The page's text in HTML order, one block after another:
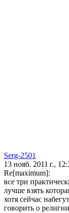
Serg-2501
13 нояб. 2011 г.,
Re[maximum]:
все три
лучше взять
хотя сейчас
говорить о